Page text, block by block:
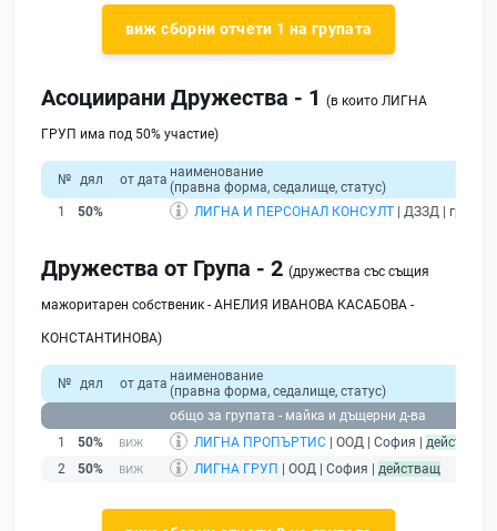
виж сборни отчети 1 на групата
Асоциирани Дружества - 1 (в които ЛИГНА
ГРУП има под 50% участие)
№ дял от дата наименование
(правна форма, седалище, статус)
1
50% ЛИГНА И ПЕРСОНАЛ КОНСУЛТ | ДЗЗД | гр.
Дружества от Група - 2 (дружества със същия
мажоритарен собственик - АНЕЛИЯ ИВАНОВА КАСАБОВА -
КОНСТАНТИНОВА)
№ дял от дата наименование
(правна форма, седалище, статус)
общо за групата - майка и дъщерни д-ва
1
50% ЛИГНА ПРОПЪРТИС | ООД | София | действащ
2
50% ЛИГНА ГРУП | ООД | София | действащ